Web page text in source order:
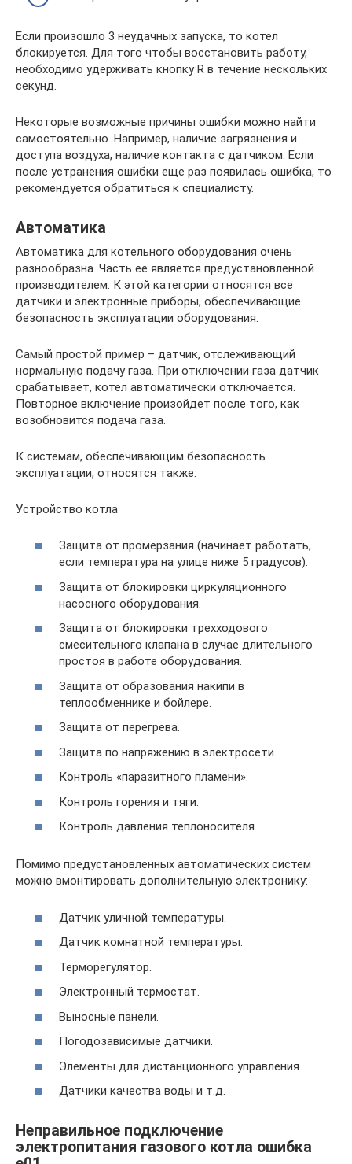
Если произошло 3 неудачных запуска, то котел
блокируется. Для того чтобы восстановить работу,
необходимо удерживать кнопку R в течение нескольких
секунд.
Некоторые возможные причины ошибки можно найти
самостоятельно. Например, наличие загрязнения и
доступа воздуха, наличие контакта с датчиком. Если
после устранения ошибки еще раз появилась ошибка, то
рекомендуется обратиться к специалисту.
Автоматика
Автоматика для котельного оборудования очень
разнообразна. Часть ее является предустановленной
производителем. К этой категории относятся все
датчики и электронные приборы, обеспечивающие
безопасность эксплуатации оборудования.
Самый простой пример – датчик, отслеживающий
нормальную подачу газа. При отключении газа датчик
срабатывает, котел автоматически отключается.
Повторное включение произойдет после того, как
возобновится подача газа.
К системам, обеспечивающим безопасность
эксплуатации, относятся также:
Устройство котла
Защита от промерзания (начинает работать,
если температура на улице ниже 5 градусов).
Защита от блокировки циркуляционного
насосного оборудования.
Защита от блокировки трехходового
смесительного клапана в случае длительного
простоя в работе оборудования.
Защита от образования накипи в
теплообменнике и бойлере.
Защита от перегрева.
Защита по напряжению в электросети.
Контроль «паразитного пламени».
Контроль горения и тяги.
Контроль давления теплоносителя.
Помимо предустановленных автоматических систем
можно вмонтировать дополнительную электронику:
Датчик уличной температуры.
Датчик комнатной температуры.
Терморегулятор.
Электронный термостат.
Выносные панели.
Погодозависимые датчики.
Элементы для дистанционного управления.
Датчики качества воды и т.д.
Неправильное подключение
электропитания газового котла ошибка